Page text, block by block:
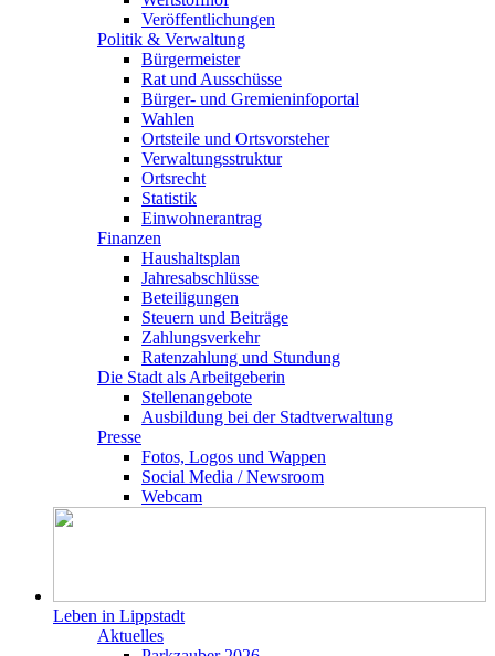
Veröffentlichungen
Politik & Verwaltung
Bürgermeister
Rat und Ausschüsse
Bürger- und Gremieninfoportal
Wahlen
Ortsteile und Ortsvorsteher
Verwaltungsstruktur
Ortsrecht
Statistik
Einwohnerantrag
Finanzen
Haushaltsplan
Jahresabschlüsse
Beteiligungen
Steuern und Beiträge
Zahlungsverkehr
Ratenzahlung und Stundung
Die Stadt als Arbeitgeberin
Stellenangebote
Ausbildung bei der Stadtverwaltung
Presse
Fotos, Logos und Wappen
Social Media / Newsroom
Webcam
Leben in Lippstadt
Aktuelles